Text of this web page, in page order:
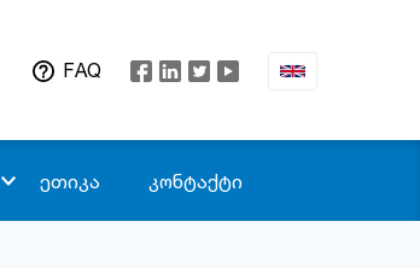
FAQ
ეთიკა კონტაქტი